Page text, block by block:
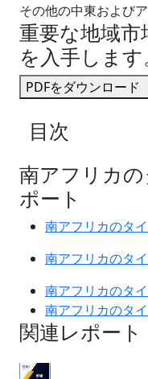
その他の中東および
重要な地域
を入手します
PDFをダウンロード
目次
南アフリカ
ポート
南アフリカのタ
南アフリカのタ
南アフリカのタ
南アフリカのタ
関連レポート